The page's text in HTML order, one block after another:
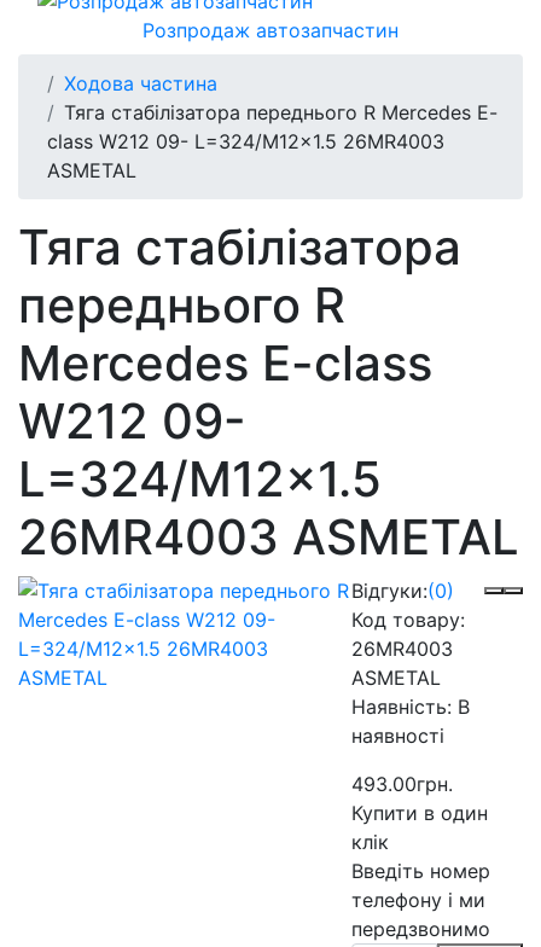
Розпродаж автозапчастин
Ходова частина
Тяга стабілізатора переднього R Mercedes E-
class W212 09- L=324/M12x1.5 26MR4003
ASMETAL
Тяга стабілізатора
переднього R
Mercedes E-class
W212 09-
L=324/M12x1.5
26MR4003 ASMETAL
Відгуки:(0)
Код товару:
26MR4003
ASMETAL
Наявність: В
наявності
493.00грн.
Купити в один
клік
Введіть номер
телефону і ми
передзвонимо